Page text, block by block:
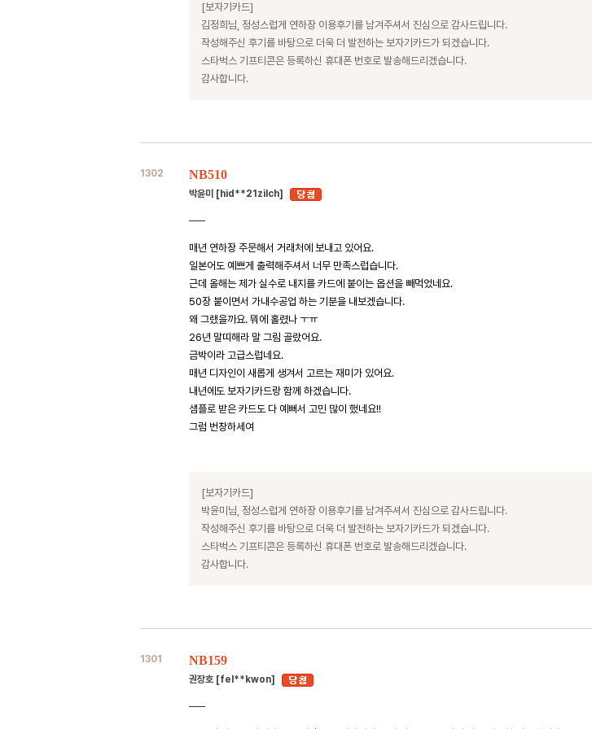
[보자기카드]
김정희님, 정성스럽게 연하장 이용후기를 남겨주셔서 진심으로 감사드립니다.
작성해주신 후기를 바탕으로 더욱 더 발전하는 보자기카드가 되겠습니다.
스타벅스 기프티콘은 등록하신 휴대폰 번호로 발송해드리겠습니다.
감사합니다.
1302 NB510
박윤미 [hid**21zilch]
매년 연하장 주문해서 거래처에 보내고 있어요.
일본어도 예쁘게 출력해주셔서 너무 만족스럽습니다.
근데 올해는 제가 실수로 내지를 카드에 붙이는 옵션을 빼먹었네요.
50장 붙이면서 가내수공업 하는 기분을 내보겠습니다.
왜 그랬을까요. 뭐에 홀렸나 ㅜㅠ
26년 말띠해라 말 그림 골랐어요.
금박이라 고급스럽네요.
매년 디자인이 새롭게 생겨서 고르는 재미가 있어요.
내년에도 보자기카드랑 함께 하겠습니다.
샘플로 받은 카드도 다 예뻐서 고민 많이 했네요!!
그럼 번창하세여
[보자기카드]
박윤미님, 정성스럽게 연하장 이용후기를 남겨주셔서 진심으로 감사드립니다.
작성해주신 후기를 바탕으로 더욱 더 발전하는 보자기카드가 되겠습니다.
스타벅스 기프티콘은 등록하신 휴대폰 번호로 발송해드리겠습니다.
감사합니다.
1301 NB159
권장호 [fel**kwon]